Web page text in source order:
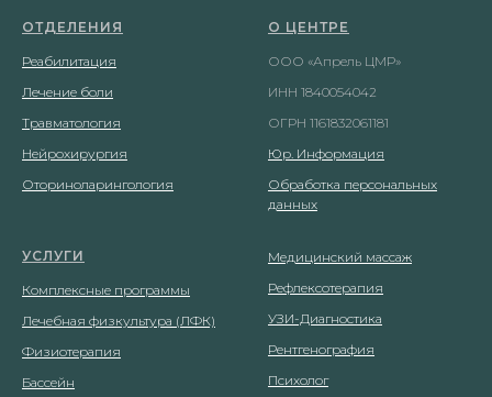
ОТДЕЛЕНИЯ
Реабилитация
Лечение боли
Травматология
Нейрохирургия
Оториноларингология
О ЦЕНТРЕ
ООО «Апрель ЦМР»
ИНН 1840054042
ОГРН 1161832061181
Юр. Информация
Обработка персональных
данных
УСЛУГИ
Комплексные программы
Лечебная физкультура (ЛФК)
Физиотерапия
Бассейн
Медицинский массаж
Рефлексотерапия
УЗИ-Диагностика
Рентгенография
Психолог